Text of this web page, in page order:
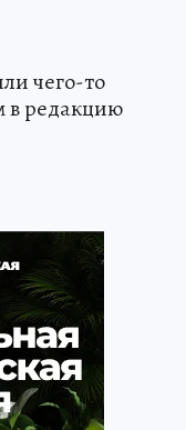
чего-то
в редакцию